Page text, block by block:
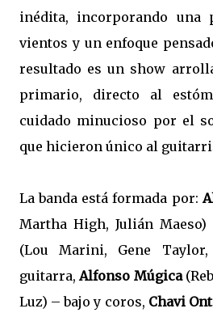
inédita, incorporando una
vientos y un enfoque
resultado es un show
primario, directo al
cuidado minucioso por el
que hicieron único al
La banda está formada por:
Martha High, Julián
(Lou Marini, Gene
guitarra,Alfonso Múgica
Luz) – bajo y coros, Chavi